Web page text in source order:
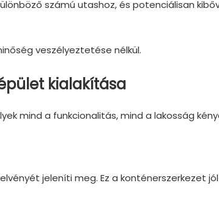
számú utashoz, és potenciálisan
veszélyeztetése nélkül.
kialakítása
mind a funkcionalitás, mind a lakosság
jeleníti meg. Ez a konténerszerkezet jól